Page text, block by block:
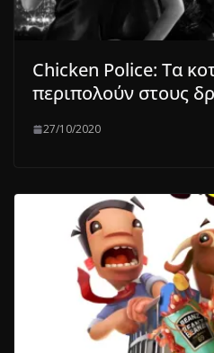
Chicken Police: Τα
περιπολούν στους
27/10/2020